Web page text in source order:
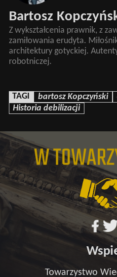
Bartosz
Z wykształcenia prawnik, z
zamiłowania erudyta.
architektury gotyckiej.
robotniczej.
TAGI bartosz Kopczyński
Historia debilizacji
Towarzystwo